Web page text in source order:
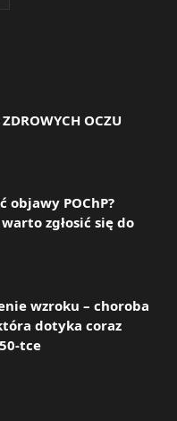
OCZU
objawy POChP?
zgłosić się do
wzroku – choroba
dotyka coraz
tce